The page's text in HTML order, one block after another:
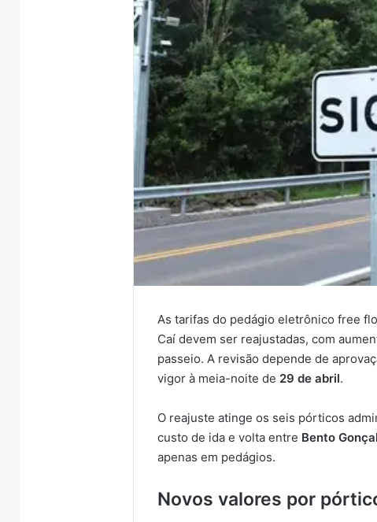
As tarifas do pedágio eletrônico free
Caí devem ser reajustadas, com
passeio. A revisão depende de
vigor à meia-noite de 29 de abril.
O reajuste atinge os seis pórticos
custo de ida e volta entre Bento
apenas em pedágios.
Novos valores por